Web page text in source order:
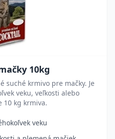
10kg
suché krmivo pre mačky. Je
veku, veľkosti alebo
10 kg krmiva.
veku